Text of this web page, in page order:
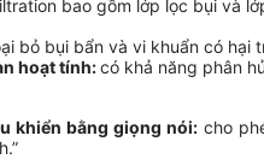
bao gồm lớp lọc bụi và
bỏ bụi bẩn và vi khuẩn có hại
hoạt tính:có khả năng phân
khiển bằng giọng nói:cho